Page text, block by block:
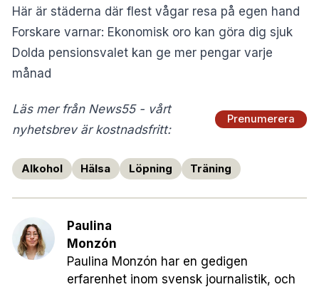
Här är städerna där flest vågar resa på egen hand
Forskare varnar: Ekonomisk oro kan göra dig sjuk
Dolda pensionsvalet kan ge mer pengar varje
månad
Läs mer från News55 - vårt
nyhetsbrev är kostnadsfritt:
Prenumerera
Alkohol Hälsa Löpning Träning
Paulina
Monzón
Paulina Monzón har en gedigen
erfarenhet inom svensk journalistik, och